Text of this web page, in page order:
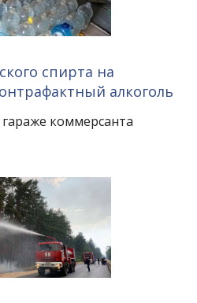
спирта на
алкоголь
коммерсанта